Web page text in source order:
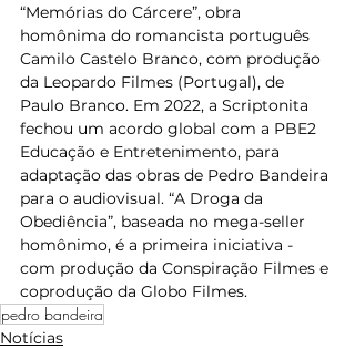
“Memórias do Cárcere”, obra
homônima do romancista português
Camilo Castelo Branco, com produção
da Leopardo Filmes (Portugal), de
Paulo Branco. Em 2022, a Scriptonita
fechou um acordo global com a PBE2
Educação e Entretenimento, para
adaptação das obras de Pedro Bandeira
para o audiovisual. “A Droga da
Obediência”, baseada no mega-seller
homônimo, é a primeira iniciativa -
com produção da Conspiração Filmes e
coprodução da Globo Filmes.
pedro bandeira
Notícias